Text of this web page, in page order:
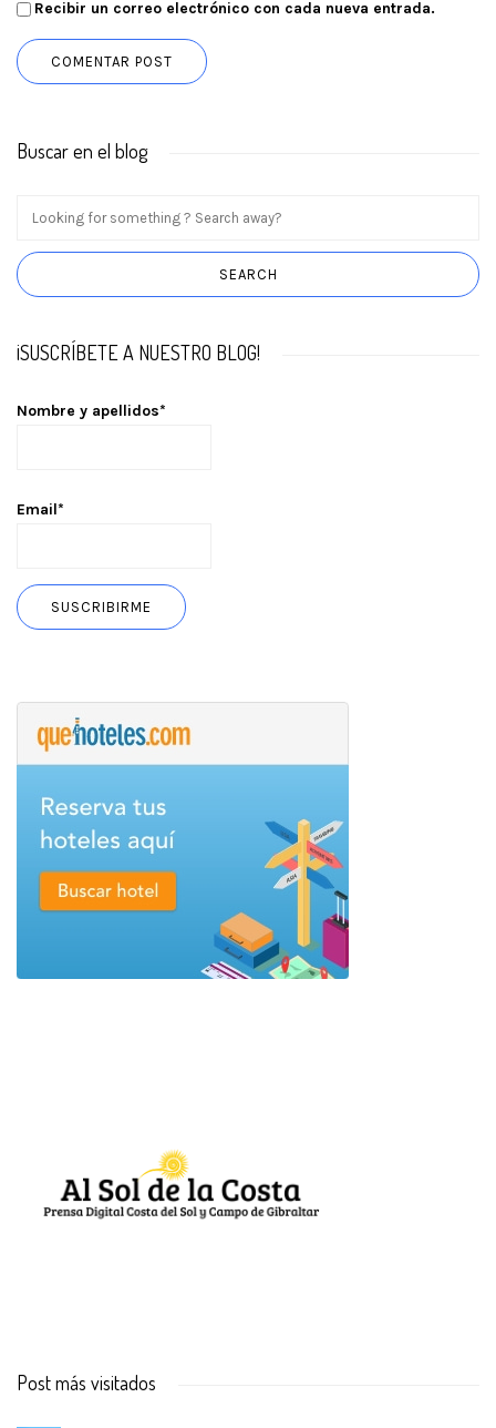
Recibir un correo electrónico con cada nueva entrada.
Buscar en el blog
¡SUSCRÍBETE A NUESTRO BLOG!
Nombre y apellidos*
Email*
Post más visitados